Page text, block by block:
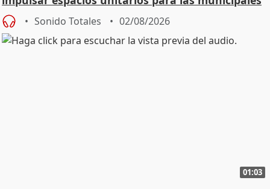
Sonido Totales 02/08/2026
01:03